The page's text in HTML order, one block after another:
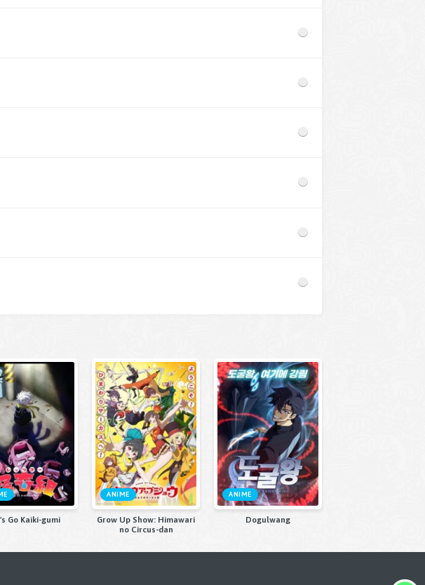
Go Kaiki-gumi
ANIME
Grow Up Show: Himawari
no Circus-dan
ANIME
Dogulwang